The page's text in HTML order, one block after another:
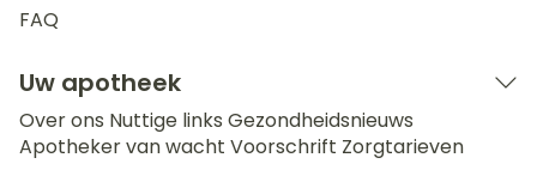
FAQ
Uw apotheek
Over ons Nuttige links Gezondheidsnieuws
Apotheker van wacht Voorschrift Zorgtarieven